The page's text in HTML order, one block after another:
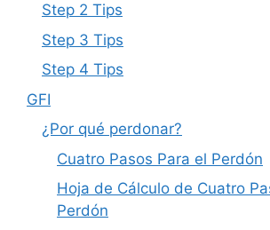
Step 2 Tips
Step 3 Tips
Step 4 Tips
GFI
¿Por qué perdonar?
Cuatro Pasos Para el Perdón
Hoja de Cálculo de Cuatro
Perdón